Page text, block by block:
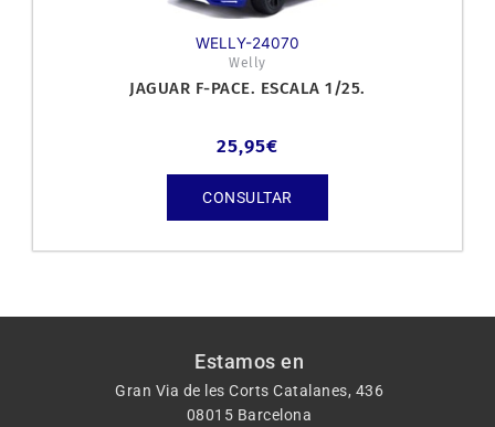
WELLY-24070
Welly
JAGUAR F-PACE. ESCALA 1/25.
25,95€
CONSULTAR
Estamos en
Gran Via de les Corts Catalanes, 436
08015 Barcelona